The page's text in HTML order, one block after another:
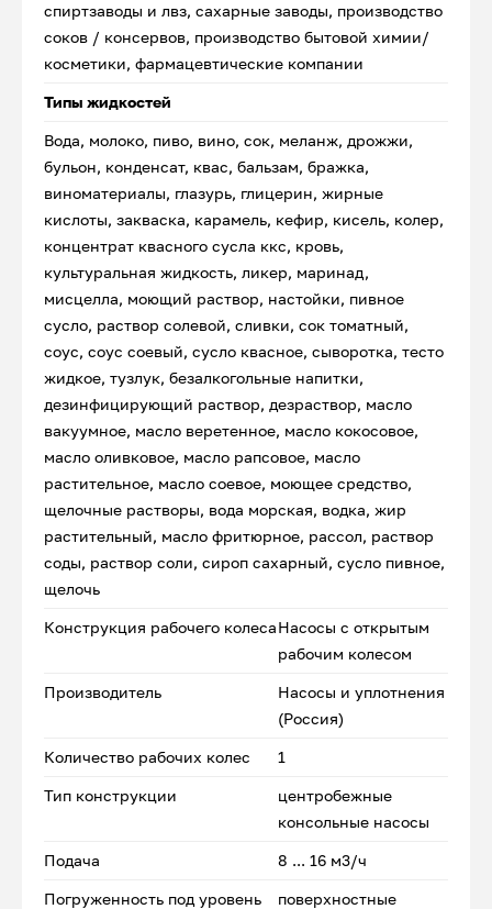
спиртзаводы и лвз, сахарные заводы, производство
соков / консервов, производство бытовой химии/
косметики, фармацевтические компании
Типы жидкостей
Вода, молоко, пиво, вино, сок, меланж, дрожжи,
бульон, конденсат, квас, бальзам, бражка,
виноматериалы, глазурь, глицерин, жирные
кислоты, закваска, карамель, кефир, кисель, колер,
концентрат квасного сусла ккс, кровь,
культуральная жидкость, ликер, маринад,
мисцелла, моющий раствор, настойки, пивное
сусло, раствор солевой, сливки, сок томатный,
соус, соус соевый, сусло квасное, сыворотка, тесто
жидкое, тузлук, безалкогольные напитки,
дезинфицирующий раствор, дезраствор, масло
вакуумное, масло веретенное, масло кокосовое,
масло оливковое, масло рапсовое, масло
растительное, масло соевое, моющее средство,
щелочные растворы, вода морская, водка, жир
растительный, масло фритюрное, рассол, раствор
соды, раствор соли, сироп сахарный, сусло пивное,
щелочь
Конструкция рабочего колесаНасосы с открытым
рабочим колесом
Производитель
Насосы и уплотнения
(Россия)
Количество рабочих колес 1
Тип конструкции
центробежные
консольные насосы
Подача 8 ... 16 м3/ч
Погруженность под уровень
поверхностные